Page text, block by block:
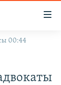
00:44